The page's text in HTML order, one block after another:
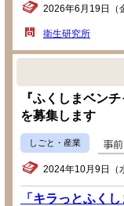
2026年6月19日（
衛生研究所
『ふくしまベン
を募集します
しごと・産業
2024年10月9日（
「キラっとふく